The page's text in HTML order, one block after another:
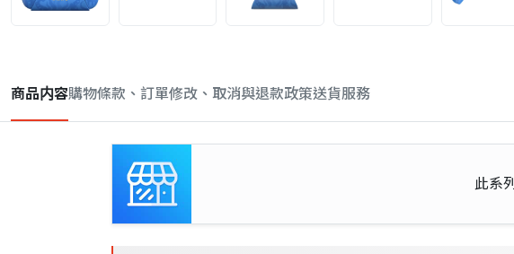
商品内容購物條款、訂單修改、取消與退款政策送貨服務
此系